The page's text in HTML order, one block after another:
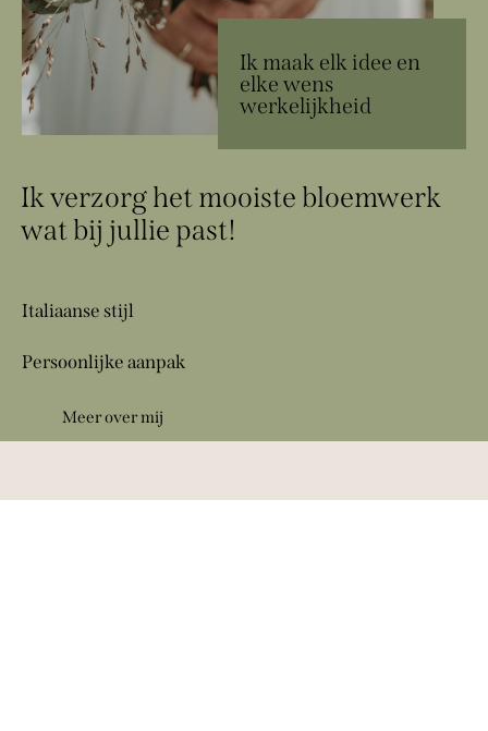
Ik maak elk idee en
elke wens
werkelijkheid
Ik verzorg het mooiste bloemwerk
wat bij jullie past!
Italiaanse stijl
Persoonlijke aanpak
Meer over mij